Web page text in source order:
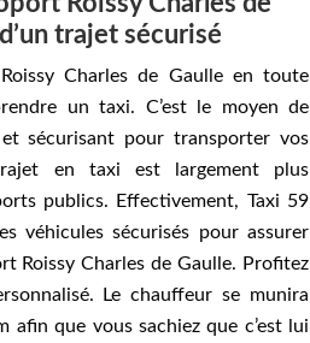
trajet sécurisé
Charles de Gaulle en toute
un taxi. C’est le moyen de
sécurisant pour transporter vos
en taxi est largement plus
publics. Effectivement, Taxi 59
véhicules sécurisés pour assurer
Roissy Charles de Gaulle. Profitez
Le chauffeur se munira
afin que vous sachiez que c’est lui